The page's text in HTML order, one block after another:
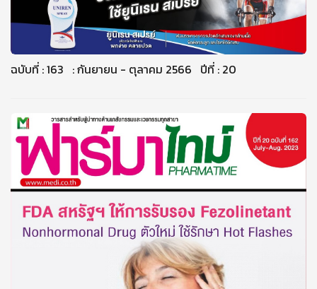
ฉบับที่ : 163 : กันยายน - ตุลาคม 2566 ปีที่ : 20